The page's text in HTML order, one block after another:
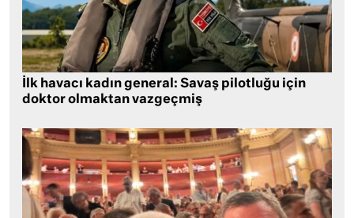
İlk havacı kadın general: Savaş pilotluğu için
doktor olmaktan vazgeçmiş